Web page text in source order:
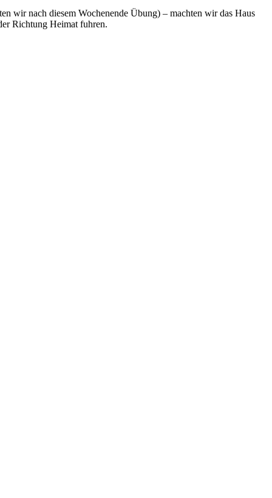
wir nach diesem Wochenende Übung) – machten wir das Haus
Richtung Heimat fuhren.